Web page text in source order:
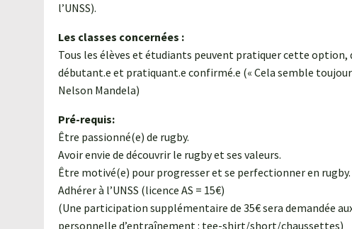
l’UNSS).
Les classes concernées :
Tous les élèves et étudiants peuvent pratiquer cette option,
débutant.e et pratiquant.e confirmé.e (« Cela semble
Nelson Mandela)
Pré-requis:
Être passionné(e) de rugby.
Avoir envie de découvrir le rugby et ses valeurs.
Être motivé(e) pour progresser et se perfectionner en rugby.
Adhérer à l’UNSS (licence AS = 15€)
(Une participation supplémentaire de 35€ sera demandée
personnelle d’entraînement : tee-shirt/short/chaussettes)
Excursion au salon Cheval
Passion à Avignon
23 janvier 2020